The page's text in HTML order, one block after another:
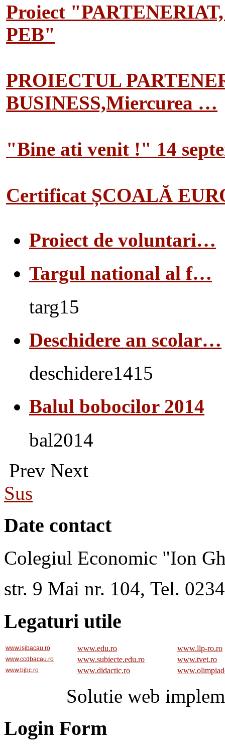
Proiect
PEB"
PROIECTUL
BUSINESS,Miercurea …
"Bine ati venit !" 14
Certificat ȘCOALĂ
Proiect de voluntari…
Targul national al f…
targ15
Deschidere an scolar…
deschidere1415
Balul bobocilor 2014
bal2014
Prev Next
Sus
Date contact
Colegiul Economic "Ion
str. 9 Mai nr. 104, Tel.
Legaturi utile
www.isjbacau.ro www.edu.ro www.llp-ro.ro
www.ccdbacau.ro www.subiecte.edu.ro www.tvet.ro
www.bjbc.ro www.didactic.ro
Solutie web
Login Form